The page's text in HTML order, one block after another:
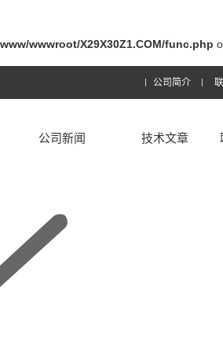
wwwroot/X29X30Z1.COM/func.php
公司简介
公司新闻 技术文章